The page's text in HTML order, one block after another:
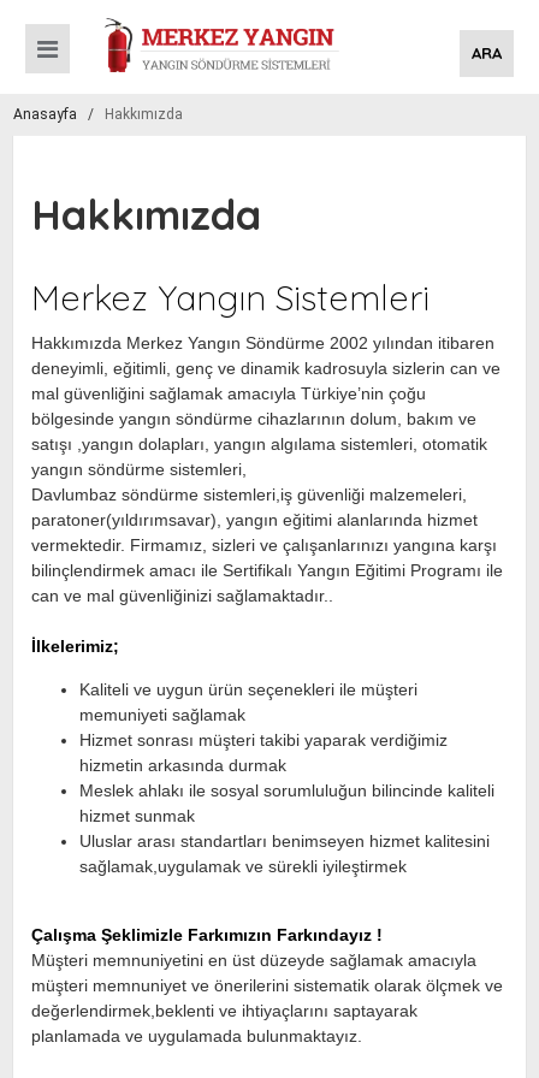
ARA
Anasayfa / Hakkımızda
Hakkımızda
Merkez Yangın Sistemleri
Hakkımızda Merkez Yangın Söndürme 2002 yılından itibaren
deneyimli, eğitimli, genç ve dinamik kadrosuyla sizlerin can ve
mal güvenliğini sağlamak amacıyla Türkiye’nin çoğu
bölgesinde yangın söndürme cihazlarının dolum, bakım ve
satışı ,yangın dolapları, yangın algılama sistemleri, otomatik
yangın söndürme sistemleri,
Davlumbaz söndürme sistemleri,iş güvenliği malzemeleri,
paratoner(yıldırımsavar), yangın eğitimi alanlarında hizmet
vermektedir. Firmamız, sizleri ve çalışanlarınızı yangına karşı
bilinçlendirmek amacı ile Sertifikalı Yangın Eğitimi Programı ile
can ve mal güvenliğinizi sağlamaktadır..
İlkelerimiz;
Kaliteli ve uygun ürün seçenekleri ile müşteri
memuniyeti sağlamak
Hizmet sonrası müşteri takibi yaparak verdiğimiz
hizmetin arkasında durmak
Meslek ahlakı ile sosyal sorumluluğun bilincinde kaliteli
hizmet sunmak
Uluslar arası standartları benimseyen hizmet kalitesini
sağlamak,uygulamak ve sürekli iyileştirmek
Çalışma Şeklimizle Farkımızın Farkındayız !
Müşteri memnuniyetini en üst düzeyde sağlamak amacıyla
müşteri memnuniyet ve önerilerini sistematik olarak ölçmek ve
değerlendirmek,beklenti ve ihtiyaçlarını saptayarak
planlamada ve uygulamada bulunmaktayız.